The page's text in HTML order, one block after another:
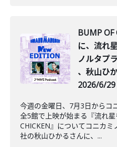
BUMP OF
に、流れ
ノルタプ
、秋山ひ
2026/6/
今週の金曜日、7月3日からコ
全5館で上映が始まる『流れ
CHICKEN』についてコニカ
社の秋山ひかるさんに、...